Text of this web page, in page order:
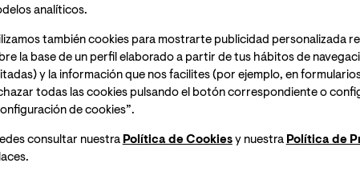
y la
Española
las bases de
sesión
DE LA SALUD: DESAFÍOS Y
OPORTUNIDADES" CON LA
COLABORACIÓN DE FUNDACIÓN
ASISA
Durante las jornadas online descubrirás de la
analíticos.
también cookies para mostrarte publicidad personalizada
la base de un perfil elaborado a partir de tus hábitos de
y la información que nos facilites (por ejemplo, en
todas las cookies pulsando el botón correspondiente o
de cookies”.
consultar nuestra Política de Cookiesy nuestra Política de